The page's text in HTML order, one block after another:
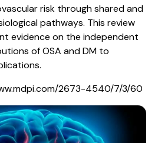
risk through shared and
pathways. This review
evidence on the independent
of OSA and DM to
2673-4540/7/3/60